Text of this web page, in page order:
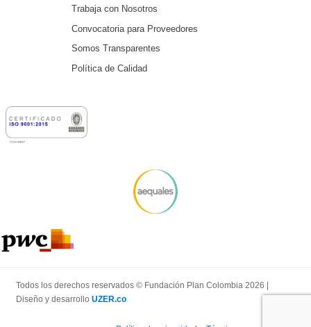
Trabaja con Nosotros
Convocatoria para Proveedores
Somos Transparentes
Política de Calidad
Todos los derechos reservados © Fundación Plan Colombia 2026 |
Diseño y desarrollo UZER.co